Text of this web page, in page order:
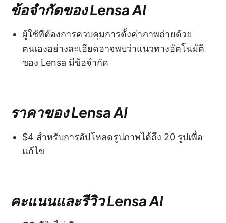
ข้อจำกัดของ Lensa AI
ผู้ใช้ที่ต้องการควบคุมการตั้งค่าภาพถ่ายด้วย
ตนเองอย่างละเอียดอาจพบว่าแนวทางอัตโนมัติ
ของ Lensa มีข้อจำกัด
ราคาของ Lensa AI
$4 สำหรับการอัปโหลดรูปภาพได้ถึง 20 รูปเพื่อ
แก้ไข
คะแนนและรีวิว Lensa AI